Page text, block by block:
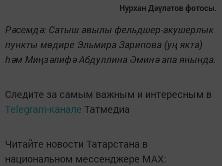
Нурхан Дәүләтов фотосы.
Рәсемдә: Сатыш авылы фельд­шер-акушерлык
пункты мөдире Эльмира Зарипова (уң якта)
һәм Миңзәлифә Абдуллина Әминә апа янында.
Следите за самым важным и интересным в
Telegram-канале Татмедиа
Читайте новости Татарстана в
национальном мессенджере MАХ: